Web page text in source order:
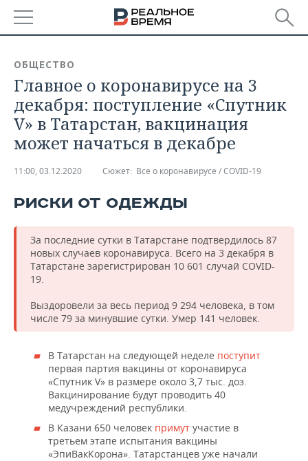
БАШКОРТОСТАН
ТАТАРСТАН
УДМУРТИЯ
НОВОСТИ
АНАЛИТИКА
НОВОСТИ АНАЛИТИКИ
ДЕКЛАРАЦИИ О ДОХОДАХ
КОРОЛИ ГОСЗАКАЗА ПФО
ВУЗЫ ТАТАРСТАНА
КОМУ ПРИНАДЛЕЖАТ
ТОРГОВЫЕ ЦЕНТРЫ
ЭКОНОМИКА
НОВОСТИ ЭКОНОМИКИ
ФИНАНСЫ
БАНКИ
БЮДЖЕТ
ИНВЕСТИЦИИ
ПРОМЫШЛЕННОСТЬ
НОВОСТИ
АГРОПРОМ
МАШИНОСТРОЕНИЕ
НЕФТЕХИМИЯ
ЭНЕРГЕТИКА
НЕДВИЖИМОСТЬ
НОВОСТИ НЕДВИЖИМОСТИ
АВТО
НОВОСТИ АВТО
БИЗНЕС
НОВОСТИ БИЗНЕСА
РОЗНИЧНАЯ ТОРГОВЛЯ
ТРАНСПОРТ
УСЛУГИ
ТЕХНОЛОГИИ
НОВОСТИ ТЕХНОЛОГИЙ
МЕДИА
ТЕЛЕКОММУНИКАЦИИ
МЕРОПРИЯТИЯ
НОВОСТИ МЕРОПРИЯТИЙ
ВЫЕЗДНАЯ РЕДАКЦИЯ
БИЗНЕС-БРАНЧИ
СПОРТ
НОВОСТИ СПОРТА
ФУТБОЛ
ОБЩЕСТВО
НОВОСТИ ОБЩЕСТВА
ФОТОГАЛЕРЕЯ
ОБЩЕСТВО
Главное о коронавирусе на 3
декабря: поступление «Спутник
V» в Татарстан, вакцинация
может начаться в декабре
11:00, 03.12.2020 Сюжет: Все о коронавирусе / COVID-19
РИСКИ ОТ ОДЕЖДЫ
За последние сутки в Татарстане подтвердилось 87
новых случаев коронавируса. Всего на 3 декабря в
Татарстане зарегистрирован 10 601 случай COVID-
19.
Выздоровели за весь период 9 294 человека, в том
числе 79 за минувшие сутки. Умер 141 человек.
В Татарстан на следующей неделе поступит
первая партия вакцины от коронавируса
«Спутник V» в размере около 3,7 тыс. доз.
Вакцинирование будут проводить 40
медучреждений республики.
В Казани 650 человек примут участие в
третьем этапе испытания вакцины
«ЭпиВакКорона». Татарстанцев уже начали